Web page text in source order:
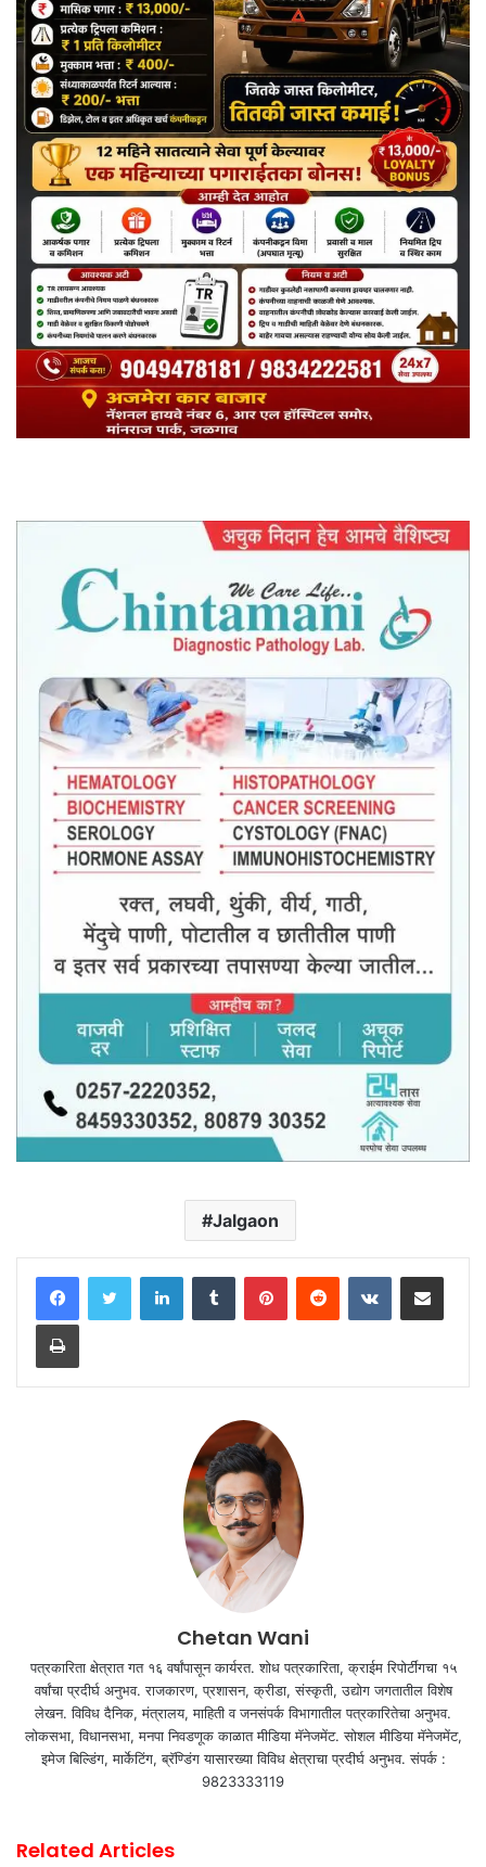
Jalgaon
LinkedInTumblr PinterestReddit VKontakteShare via Email
Print
Chetan Wani
पत्रकारिता क्षेत्रात गत १६ वर्षांपासून कार्यरत. शोध पत्रकारिता, क्राईम रिपोर्टींगचा १५
वर्षांचा प्रदीर्घ अनुभव. राजकारण, प्रशासन, क्रीडा, संस्कृती, उद्योग जगतातील विशेष
लेखन. विविध दैनिक, मंत्रालय, माहिती व जनसंपर्क विभागातील पत्रकारितेचा अनुभव.
लोकसभा, विधानसभा, मनपा निवडणूक काळात मीडिया मॅनेजमेंट. सोशल मीडिया मॅनेजमेंट,
इमेज बिल्डिंग, मार्केटिंग, ब्रॅण्डिंग यासारख्या विविध क्षेत्राचा प्रदीर्घ अनुभव. संपर्क :
9823333119
Related Articles